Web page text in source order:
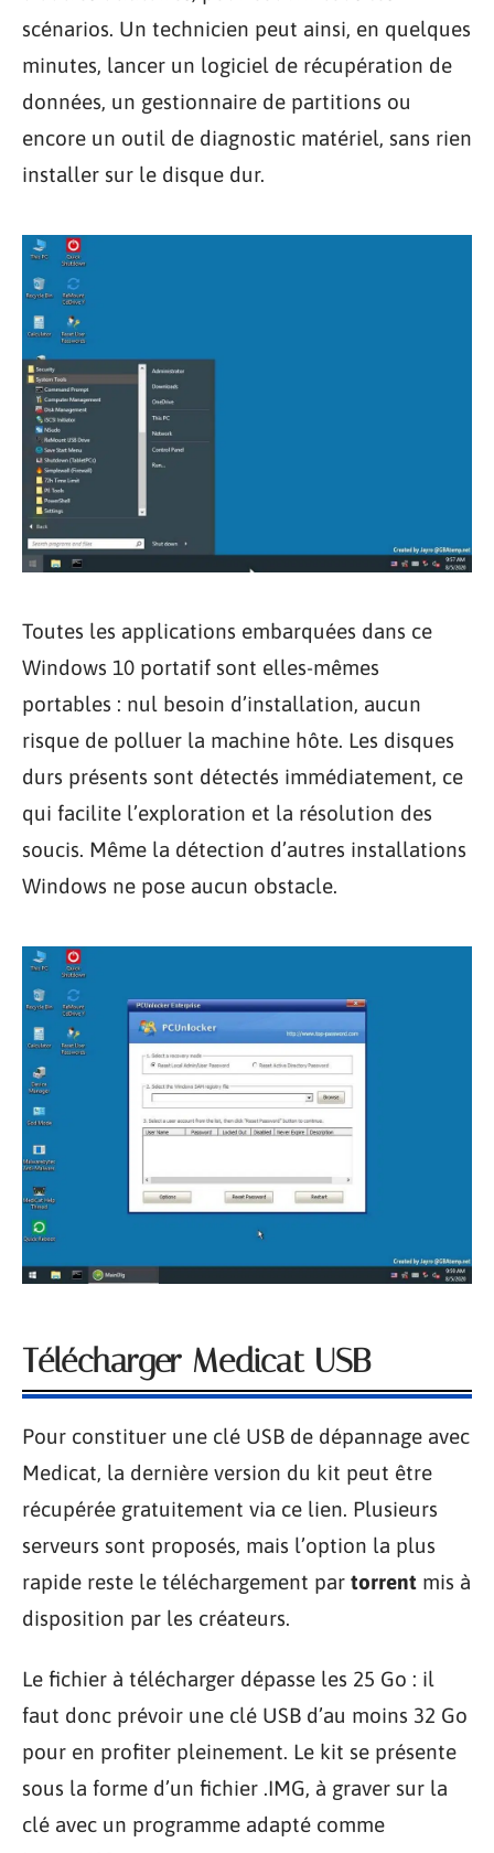
scénarios. Un technicien peut ainsi, en quelques
minutes, lancer un logiciel de récupération de
données, un gestionnaire de partitions ou
encore un outil de diagnostic matériel, sans rien
installer sur le disque dur.
Toutes les applications embarquées dans ce
Windows 10 portatif sont elles-mêmes
portables : nul besoin d’installation, aucun
risque de polluer la machine hôte. Les disques
durs présents sont détectés immédiatement, ce
qui facilite l’exploration et la résolution des
soucis. Même la détection d’autres installations
Windows ne pose aucun obstacle.
Télécharger Medicat USB
Pour constituer une clé USB de dépannage avec
Medicat, la dernière version du kit peut être
récupérée gratuitement via ce lien. Plusieurs
serveurs sont proposés, mais l’option la plus
rapide reste le téléchargement par torrent mis à
disposition par les créateurs.
Le fichier à télécharger dépasse les 25 Go : il
faut donc prévoir une clé USB d’au moins 32 Go
pour en profiter pleinement. Le kit se présente
sous la forme d’un fichier .IMG, à graver sur la
clé avec un programme adapté comme